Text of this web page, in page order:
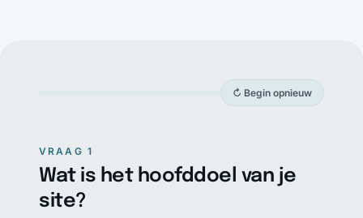
↻ Begin opnieuw
VRAAG 1
Wat is het hoofddoel van je
site?